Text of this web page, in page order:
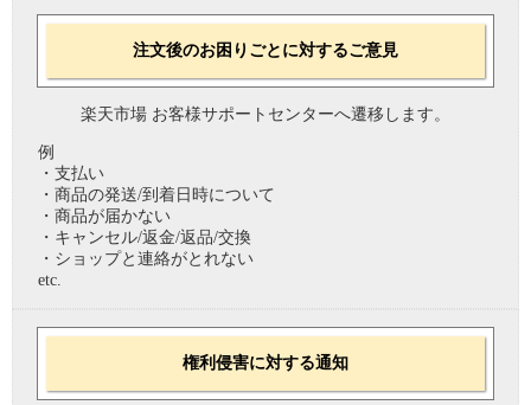
注文後のお困りごとに対するご意見
楽天市場 お客様サポートセンターへ遷移します。
例
・支払い
・商品の発送/到着日時について
・商品が届かない
・キャンセル/返金/返品/交換
・ショップと連絡がとれない
etc.
権利侵害に対する通知